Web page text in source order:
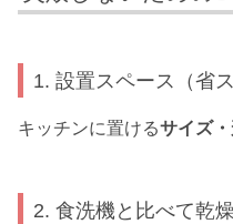
1. 設置スペース（省
キッチンに置けるサイズ
2. 食洗機と比べて乾